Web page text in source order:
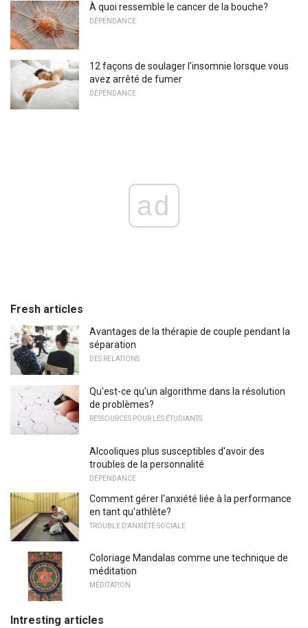
À quoi ressemble le cancer de la bouche?
DÉPENDANCE
12 façons de soulager l'insomnie lorsque vous
avez arrêté de fumer
DÉPENDANCE
ad
Fresh articles
Avantages de la thérapie de couple pendant la
séparation
DES RELATIONS
Qu'est-ce qu'un algorithme dans la résolution
de problèmes?
RESSOURCES POUR LES ÉTUDIANTS
Alcooliques plus susceptibles d'avoir des
troubles de la personnalité
DÉPENDANCE
Comment gérer l'anxiété liée à la performance
en tant qu'athlète?
TROUBLE D'ANXIÉTÉ SOCIALE
Coloriage Mandalas comme une technique de
méditation
MÉDITATION
Intresting articles